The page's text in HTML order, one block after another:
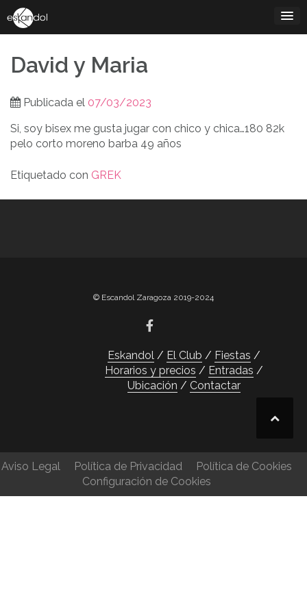
Saltar
al
contenido
David y Maria
Publicada el 07/03/2023
Si, soy bisex me gusta jugar con chico y chica…180 82k
pelo corto moreno barba 49 años
Etiquetado con GREK
© Escandol Zaragoza 2019-2024
Eskandol El Club
Fiestas
Horarios y precios
Entradas
Ubicación
Contactar
Aviso Legal Política de Privacidad
Política de Cookies
Configuración de Cookies